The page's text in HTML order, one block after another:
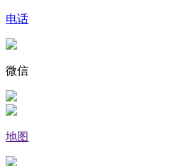
电话
微信
地图